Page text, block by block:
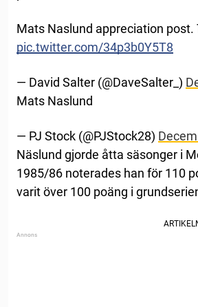
Mats Naslund appreciation post.
pic.twitter.com/34p3b0Y5T8
— David Salter (@DaveSalter_)
Mats Naslund
— PJ Stock (@PJStock28)
Näslund gjorde åtta säsonger i
1985/86 noterades han för 110
varit över 100 poäng i